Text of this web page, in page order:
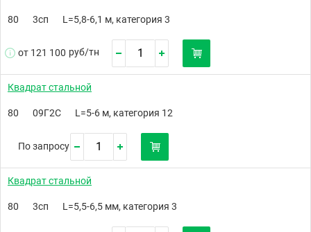
80 3сп L=5,8-6,1 м, категория 3
от 121 100 руб/тн
Квадрат стальной
80 09Г2С L=5-6 м, категория 12
По запросу
Квадрат стальной
80 3сп L=5,5-6,5 мм, категория 3